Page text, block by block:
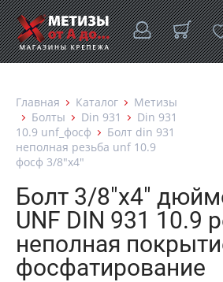
Главная Каталог
Метизы
Болты
Din 931
Din 931
10.9 unf_фосф
Болт din 931
неполная резьба unf 10.9
фосф 3/8"х4"
Болт 3/8"х4"
UNF DIN 931 10.9
неполная
фосфатирование